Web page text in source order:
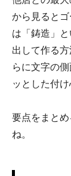
から見ると
は「鋳造」
出して作る
らに文字の
ッとした付
要点をまと
ね。